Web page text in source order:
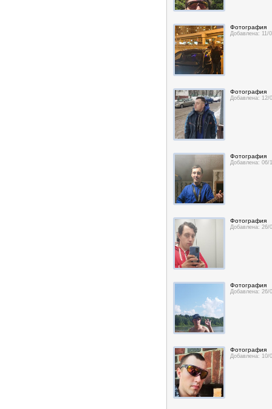
Фотография
Добавлена: 11/
Фотография
Добавлена: 12/
Фотография
Добавлена: 06/
Фотография
Добавлена: 26/
Фотография
Добавлена: 26/
Фотография
Добавлена: 10/